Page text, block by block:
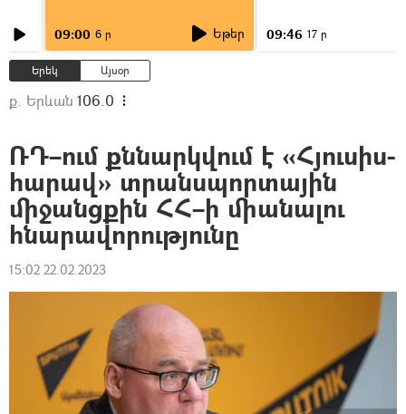
09:00 6 ր Եթեր 09:46 17 ր
Երեկ Այսօր
ք. Երևան 106.0
ՌԴ–ում քննարկվում է «Հյուսիս-
հարավ» տրանսպորտային
միջանցքին ՀՀ–ի միանալու
հնարավորությունը
15:02 22.02.2023